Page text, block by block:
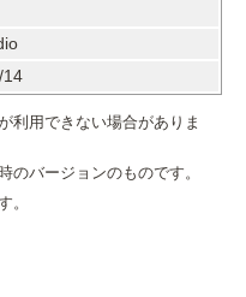
14
利用できない場合がありま
バージョンのものです。
。